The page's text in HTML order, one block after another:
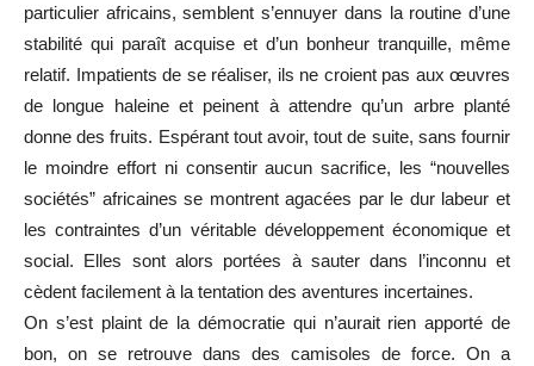
particulier africains, semblent s’ennuyer dans la routine d’une
stabilité qui paraît acquise et d’un bonheur tranquille, même
relatif. Impatients de se réaliser, ils ne croient pas aux œuvres
de longue haleine et peinent à attendre qu’un arbre planté
donne des fruits. Espérant tout avoir, tout de suite, sans fournir
le moindre effort ni consentir aucun sacrifice, les “nouvelles
sociétés” africaines se montrent agacées par le dur labeur et
les contraintes d’un véritable développement économique et
social. Elles sont alors portées à sauter dans l’inconnu et
cèdent facilement à la tentation des aventures incertaines.
On s’est plaint de la démocratie qui n’aurait rien apporté de
bon, on se retrouve dans des camisoles de force. On a